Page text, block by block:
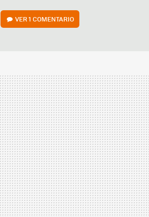
VER1 COMENTARIO